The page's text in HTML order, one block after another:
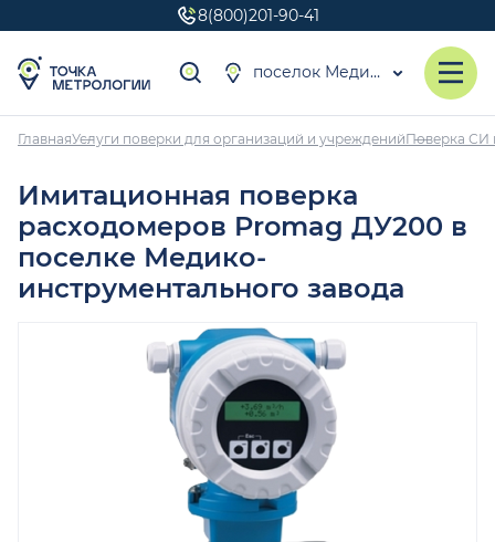
8(800)201-90-41
поселок Медико-инструментального завода
ГлавнаяУслуги поверки для организаций и учрежденийПоверка СИ
Имитационная поверка
расходомеров Promag ДУ200 в
поселке Медико-
инструментального завода